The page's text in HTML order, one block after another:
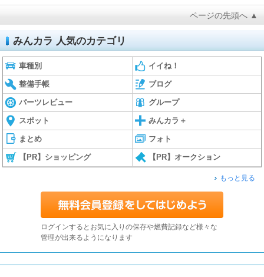
ページの先頭へ ▲
みんカラ 人気のカテゴリ
車種別 イイね！
整備手帳 ブログ
パーツレビュー グループ
スポット みんカラ＋
まとめ フォト
【PR】ショッピング 【PR】オークション
もっと見る
ログインするとお気に入りの保存や燃費記録など様々な
管理が出来るようになります